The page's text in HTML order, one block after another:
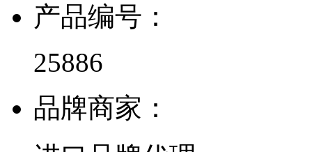
产品编号：
25886
品牌商家：